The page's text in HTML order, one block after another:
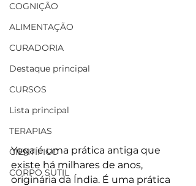
COGNIÇÃO
ALIMENTAÇÃO
CURADORIA
Destaque principal
CURSOS
Lista principal
TERAPIAS
CIENTÍFICO
CORPO SUTIL
Yoga é uma prática antiga que
existe há milhares de anos,
originária da Índia. É uma prática